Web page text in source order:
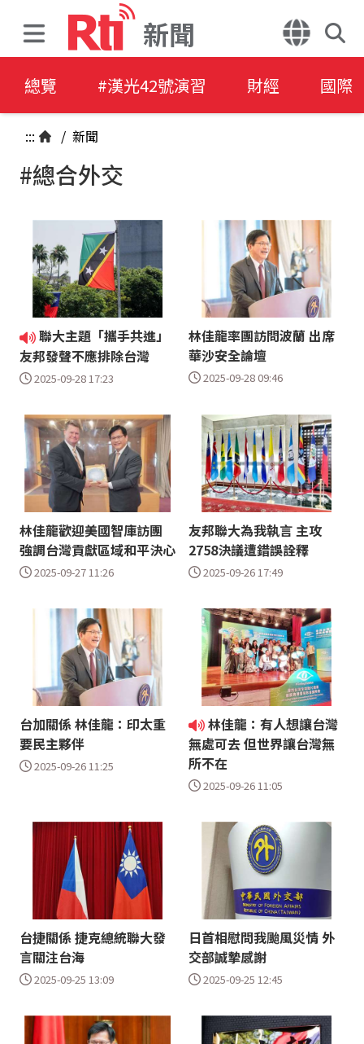
新聞
總覽 #漢光42號演習 財經 國際
::: / 新聞
#總合外交
聯大主題「攜手共進」
友邦發聲不應排除台灣
2025-09-28 17:23
林佳龍率團訪問波蘭 出席
華沙安全論壇
2025-09-28 09:46
林佳龍歡迎美國智庫訪團
強調台灣貢獻區域和平決心
2025-09-27 11:26
友邦聯大為我執言 主攻
2758決議遭錯誤詮釋
2025-09-26 17:49
台加關係 林佳龍：印太重
要民主夥伴
2025-09-26 11:25
林佳龍：有人想讓台灣
無處可去 但世界讓台灣無
所不在
2025-09-26 11:05
台捷關係 捷克總統聯大發
言關注台海
2025-09-25 13:09
日首相慰問我颱風災情 外
交部誠摯感謝
2025-09-25 12:45